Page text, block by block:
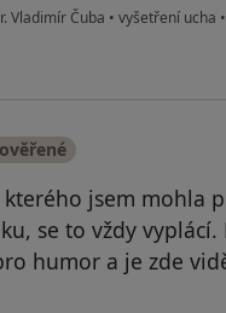
Vladimír Čuba • vyšetření ucha •
kterého jsem mohla
se to vždy
humor a je zde